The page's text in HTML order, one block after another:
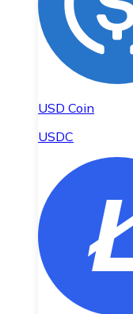
USD Coin
USDC